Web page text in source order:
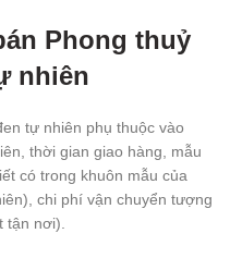
Phong thuỷ
nhiên
tự nhiên phụ thuộc vào
thời gian giao hàng, mẫu
có trong khuôn mẫu của
chi phí vận chuyển tượng
tận nơi).